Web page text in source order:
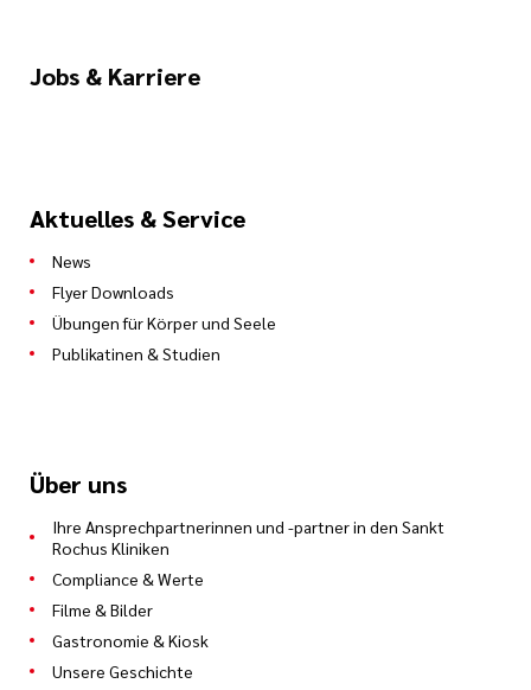
Jobs & Karriere
Aktuelles & Service
News
Flyer Downloads
Übungen für Körper und Seele
Publikatinen & Studien
Über uns
Ihre Ansprechpartnerinnen und -partner in den Sankt
Rochus Kliniken
Compliance & Werte
Filme & Bilder
Gastronomie & Kiosk
Unsere Geschichte